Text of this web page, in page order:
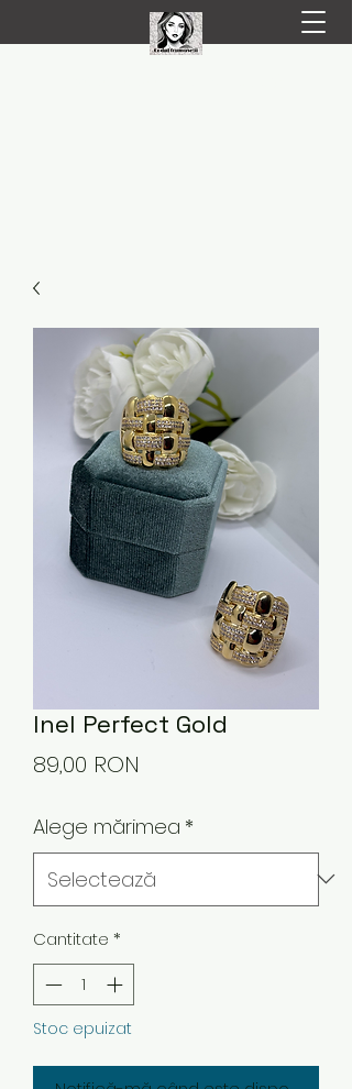
Inel Perfect Gold
89,00 RON
Alege mărimea *
Cantitate *
Stoc epuizat